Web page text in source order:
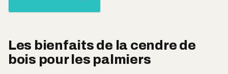
Les bienfaits de la cendre de
bois pour les palmiers